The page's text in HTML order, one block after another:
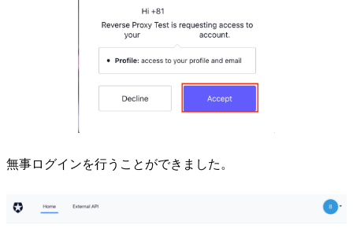
無事ログインを行うことができました。